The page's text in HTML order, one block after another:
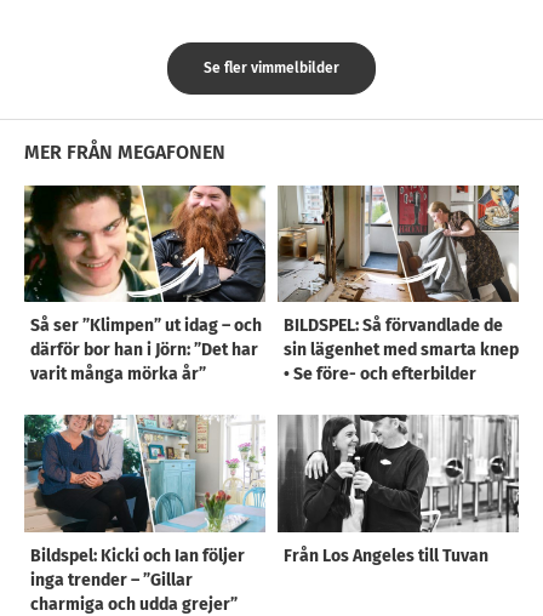
Se fler vimmelbilder
MER FRÅN MEGAFONEN
Så ser ”Klimpen” ut idag – och
därför bor han i Jörn: ”Det har
varit många mörka år”
BILDSPEL: Så förvandlade de
sin lägenhet med smarta knep
• Se före- och efterbilder
Bildspel: Kicki och Ian följer
inga trender – ”Gillar
charmiga och udda grejer”
Från Los Angeles till Tuvan